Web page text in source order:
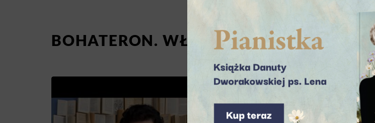
BOHATERON. WŁĄCZ Z NAMI HISTORIĘ!